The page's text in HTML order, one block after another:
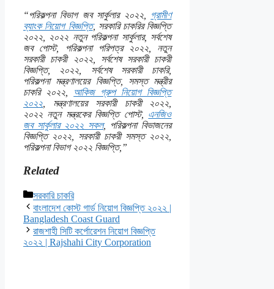
“পরিকল্পনা বিভাগ জব সার্কুলার ২০২২, গ্রামীণ
ব্যাংক নিয়োগ বিজ্ঞপ্তি, সরকারি চাকরির বিজ্ঞপ্তি
২০২২, ২০২২ নতুন পরিকল্পনা সার্কুলার, সর্বশেষ
জব পোস্ট, পরিকল্পনা পরিপত্র ২০২২, নতুন
সরকারী চাকরী ২০২২, সর্বশেষ সরকারী চাকরী
বিজ্ঞপ্তি, ২০২২, সর্বশেষ সরকারী চাকরি,
পরিকল্পনা মন্ত্রণালয়ের বিজ্ঞপ্তি, সমস্ত মন্ত্রীর
চাকরি ২০২২,
আকিজ গ্রুপ নিয়োগ বিজ্ঞপ্তি
২০২২ , মন্ত্রণালয়ের সরকারী চাকরী ২০২২,
২০২২ নতুন মন্ত্রকের বিজ্ঞপ্তি পোস্ট, এনজিও
জব সার্কুলার ২০২২ সকল, পরিকল্পনা বিভাজনের
বিজ্ঞপ্তি ২০২২, সরকারী চাকরী সমস্ত ২০২২,
পরিকল্পনা বিভাগ ২০২২ বিজ্ঞপ্তি,”
Related
Categories
সরকারি চাকরি
বাংলাদেশ কোস্ট গার্ড নিয়োগ বিজ্ঞপ্তি ২০২২ |
Bangladesh Coast Guard
রাজশাহী সিটি কর্পোরেশন নিয়োগ বিজ্ঞপ্তি
২০২২ | Rajshahi City Corporation